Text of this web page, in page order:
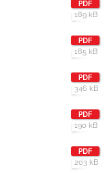
189 kB
185 kB
346 kB
190 kB
203 kB